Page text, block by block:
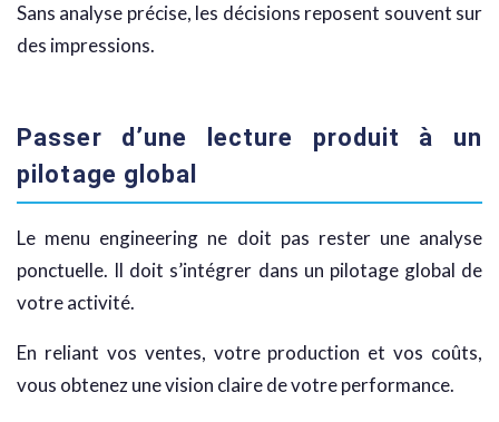
Sans analyse précise, les décisions reposent souvent sur
des impressions.
Passer d’une lecture produit à un
pilotage global
Le menu engineering ne doit pas rester une analyse
ponctuelle. Il doit s’intégrer dans un pilotage global de
votre activité.
En reliant vos ventes, votre production et vos coûts,
vous obtenez une vision claire de votre performance.